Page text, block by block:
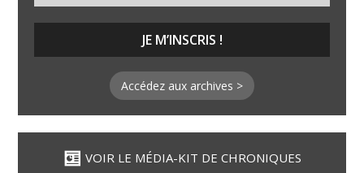
Accédez aux archives >
VOIR LE MÉDIA-KIT DE CHRONIQUES